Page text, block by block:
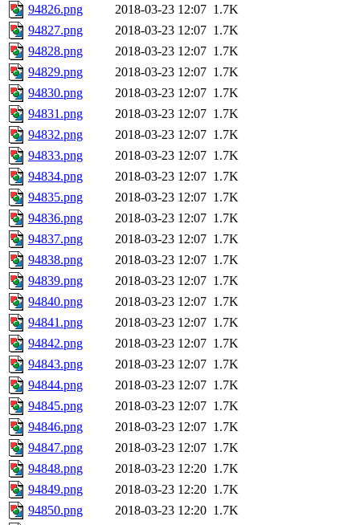
94826.png
2018-03-23 12:07 1.7K
94827.png
2018-03-23 12:07 1.7K
94828.png
2018-03-23 12:07 1.7K
94829.png
2018-03-23 12:07 1.7K
94830.png
2018-03-23 12:07 1.7K
94831.png
2018-03-23 12:07 1.7K
94832.png
2018-03-23 12:07 1.7K
94833.png
2018-03-23 12:07 1.7K
94834.png
2018-03-23 12:07 1.7K
94835.png
2018-03-23 12:07 1.7K
94836.png
2018-03-23 12:07 1.7K
94837.png
2018-03-23 12:07 1.7K
94838.png
2018-03-23 12:07 1.7K
94839.png
2018-03-23 12:07 1.7K
94840.png
2018-03-23 12:07 1.7K
94841.png
2018-03-23 12:07 1.7K
94842.png
2018-03-23 12:07 1.7K
94843.png
2018-03-23 12:07 1.7K
94844.png
2018-03-23 12:07 1.7K
94845.png
2018-03-23 12:07 1.7K
94846.png
2018-03-23 12:07 1.7K
94847.png
2018-03-23 12:07 1.7K
94848.png
2018-03-23 12:20 1.7K
94849.png
2018-03-23 12:20 1.7K
94850.png
2018-03-23 12:20 1.7K